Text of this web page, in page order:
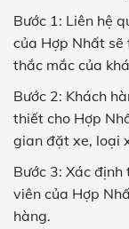
Bước 1: Liên hệ
của Hợp Nhất sẽ
thắc mắc của
Bước 2: Khách
thiết cho Hợp
gian đặt xe, loại
Bước 3: Xác
viên của Hợp
hàng.